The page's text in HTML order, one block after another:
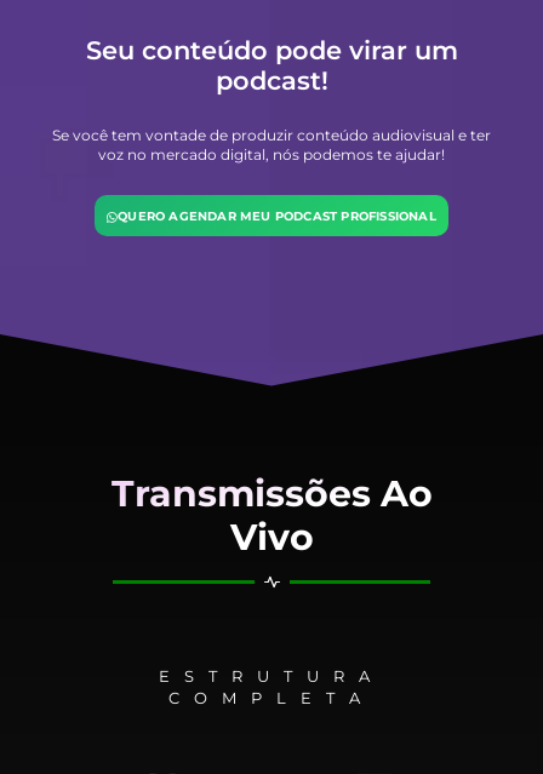
Seu conteúdo pode virar um
podcast!
Se você tem vontade de produzir conteúdo audiovisual e ter
voz no mercado digital, nós podemos te ajudar!
QUERO AGENDAR MEU PODCAST PROFISSIONAL
Transmissões Ao
Vivo
ESTRUTURA
COMPLETA